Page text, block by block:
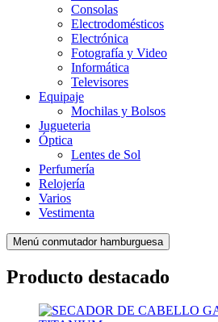
Consolas
Electrodomésticos
Electrónica
Fotografía y Video
Informática
Televisores
Equipaje
Mochilas y Bolsos
Jugueteria
Óptica
Lentes de Sol
Perfumería
Relojería
Varios
Vestimenta
Menú conmutador hamburguesa
Producto destacado